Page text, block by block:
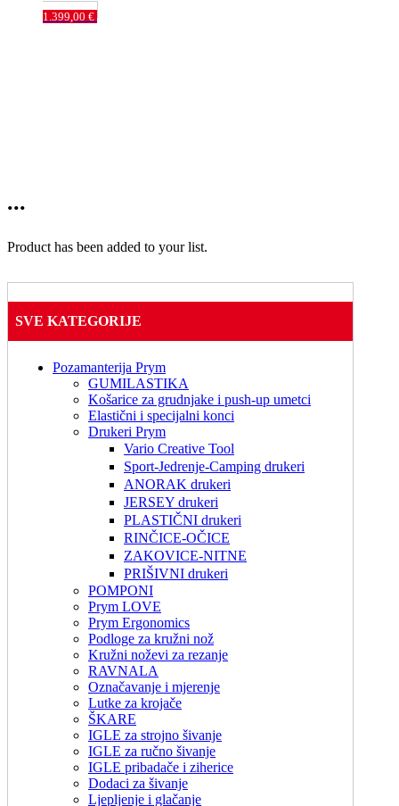
1.399,00 €
...
Product has been added to your list.
SVE KATEGORIJE
Pozamanterija Prym
GUMILASTIKA
Košarice za grudnjake i push-up umetci
Elastični i specijalni konci
Drukeri Prym
Vario Creative Tool
Sport-Jedrenje-Camping drukeri
ANORAK drukeri
JERSEY drukeri
PLASTIČNI drukeri
RINČICE-OČICE
ZAKOVICE-NITNE
PRIŠIVNI drukeri
POMPONI
Prym LOVE
Prym Ergonomics
Podloge za kružni nož
Kružni noževi za rezanje
RAVNALA
Označavanje i mjerenje
Lutke za krojače
ŠKARE
IGLE za strojno šivanje
IGLE za ručno šivanje
IGLE pribadače i ziherice
Dodaci za šivanje
Ljepljenje i glačanje